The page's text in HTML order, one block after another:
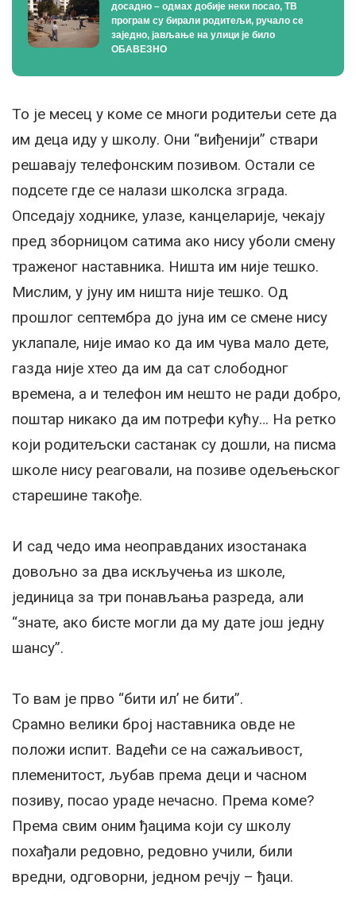
досадно – одмах добије неки посао, ТВ
програм су бирали родитељи, ручало се
заједно, јављање на улици је било
ОБАВЕЗНО
То је месец у коме се многи родитељи сете да
им деца иду у школу. Они “виђенији” ствари
решавају телефонским позивом. Остали се
подсете где се налази школска зграда.
Опседају ходнике, улазе, канцеларије, чекају
пред зборницом сатима ако нису уболи смену
траженог наставника. Ништа им није тешко.
Мислим, у јуну им ништа није тешко. Од
прошлог септембра до јуна им се смене нису
уклапале, није имао ко да им чува мало дете,
газда није хтео да им да сат слободног
времена, а и телефон им нешто не ради добро,
поштар никако да им потрефи кућу… На ретко
који родитељски састанак су дошли, на писма
школе нису реаговали, на позиве одељењског
старешине такође.
И сад чедо има неоправданих изостанака
довољно за два искључења из школе,
јединица за три понављања разреда, али
“знате, ако бисте могли да му дате још једну
шансу”.
То вам је прво “бити ил’ не бити”.
Срамно велики број наставника овде не
положи испит. Вадећи се на сажаљивост,
племенитост, љубав према деци и часном
позиву, посао ураде нечасно. Према коме?
Према свим оним ђацима који су школу
похађали редовно, редовно учили, били
вредни, одговорни, једном речју – ђаци.